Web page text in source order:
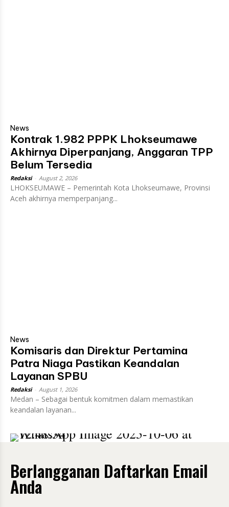
News
Kontrak 1.982 PPPK Lhokseumawe
Akhirnya Diperpanjang, Anggaran TPP
Belum Tersedia
Redaksi August 2, 2026
LHOKSEUMAWE – Pemerintah Kota Lhokseumawe, Provinsi
Aceh akhirnya memperpanjang...
News
Komisaris dan Direktur Pertamina
Patra Niaga Pastikan Keandalan
Layanan SPBU
Redaksi August 1, 2026
Medan – Sebagai bentuk komitmen dalam memastikan
keandalan layanan...
Berlangganan Daftarkan Email
Anda